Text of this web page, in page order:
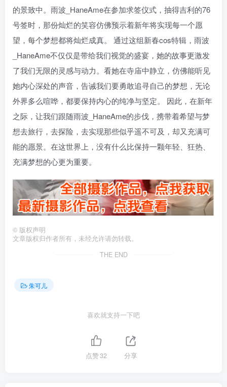
的景致中。雨波_HaneAme在参加求签仪式，抽得吉利的76
号签时，那份灿烂的笑容仿佛预示着新年将实现每一个愿
望，每个梦想都将灿烂成真。 通过这组新春cos特辑，雨波
_HaneAme不仅仅是带给我们视觉的盛宴，她的故事更激发
了我们无限的灵感与动力。看她在寺庙中静立，仿佛能听见
她内心深处的声音，告诫我们要勇敢追寻自己的梦想，无论
外界多么喧哗，都要保持内心的纯净与坚定。 因此，在新年
之际，让我们跟随雨波_HaneAme的步伐，携带着希望与梦
想去旅行，去探险，去实现那些似乎遥不可及，却又充满可
能的愿景。在这世界上，没有什么比保持一颗年轻、狂热、
充满梦想的心更为重要。
© 版权声明
文章版权归作者所有，未经允许请勿转载。
THE END
朱可儿
喜欢就支持一下吧
点赞32 分享